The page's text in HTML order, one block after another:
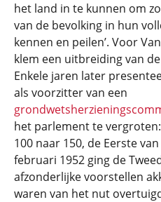
het land in te kunnen om
van de bevolking in hun
kennen en peilen’. Voor
klem een uitbreiding van
Enkele jaren later
als voorzitter van een
het parlement te
100 naar 150, de Eerste
februari 1952 ging de
afzonderlijke voorstellen
waren van het nut